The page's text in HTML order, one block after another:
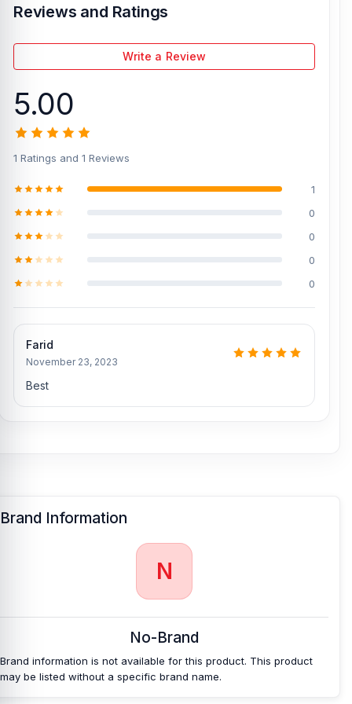
Reviews and Ratings
Write a Review
5.00
1 Ratings and 1 Reviews
1
0
0
0
0
Farid
November 23, 2023
Best
Brand Information
N
No-Brand
Brand information is not available for this product. This product
may be listed without a specific brand name.